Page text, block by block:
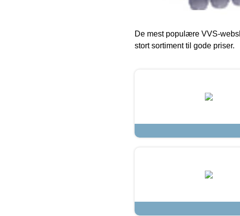
De mest populære VVS-
stort sortiment til gode priser.